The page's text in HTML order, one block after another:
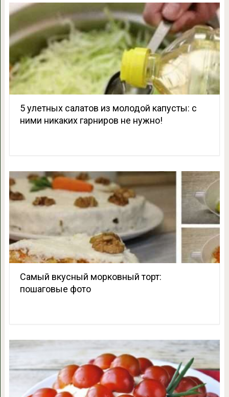
5 улетных салатов из молодой капусты: с
ними никаких гарниров не нужно!
Самый вкусный морковный торт:
пошаговые фото